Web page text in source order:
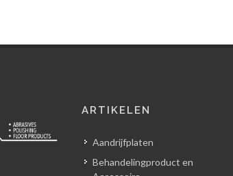
ARTIKELEN
Aandrijfplaten
Behandelingproduct en